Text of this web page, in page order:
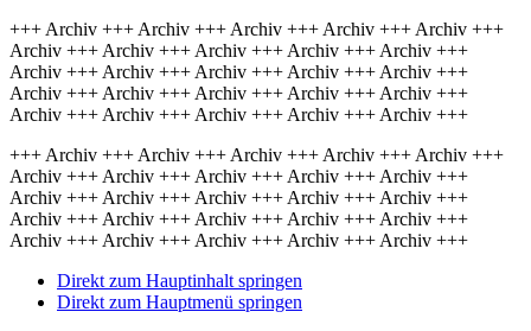
+++ Archiv +++ Archiv +++ Archiv +++ Archiv +++ Archiv +++
Archiv +++ Archiv +++ Archiv +++ Archiv +++ Archiv +++
Archiv +++ Archiv +++ Archiv +++ Archiv +++ Archiv +++
Archiv +++ Archiv +++ Archiv +++ Archiv +++ Archiv +++
Archiv +++ Archiv +++ Archiv +++ Archiv +++ Archiv +++
+++ Archiv +++ Archiv +++ Archiv +++ Archiv +++ Archiv +++
Archiv +++ Archiv +++ Archiv +++ Archiv +++ Archiv +++
Archiv +++ Archiv +++ Archiv +++ Archiv +++ Archiv +++
Archiv +++ Archiv +++ Archiv +++ Archiv +++ Archiv +++
Archiv +++ Archiv +++ Archiv +++ Archiv +++ Archiv +++
Direkt zum Hauptinhalt springen
Direkt zum Hauptmenü springen